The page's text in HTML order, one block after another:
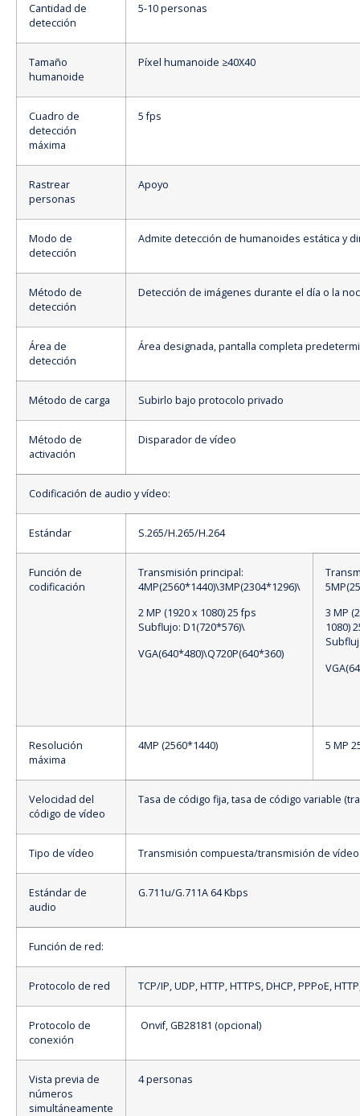
Cantidad de
detección
5-10 personas
Tamaño
humanoide
Píxel humanoide ≥40X40
Cuadro de
detección
máxima
5 fps
Rastrear
personas
Apoyo
Modo de
detección
Admite detección de humanoides estática y
Método de
detección
Detección de imágenes durante el día o la
Área de
detección
Área designada, pantalla completa
Método de carga Subirlo bajo protocolo privado
Método de
activación
Disparador de vídeo
Codificación de audio y vídeo:
Estándar S.265/H.265/H.264
Función de
codificación
Transmisión principal:
4MP(2560*1440)\3MP(2304*1296)\
2 MP (1920 x 1080) 25 fps
Subflujo: D1(720*576)\
VGA(640*480)\Q720P(640*360)
3 MP
1080)
Resolución
máxima
4MP (2560*1440) 5 MP
Velocidad del
código de vídeo
Tasa de código fija, tasa de código variable
Tipo de vídeo Transmisión compuesta/transmisión de vídeo
Estándar de
audio
G.711u/G.711A 64 Kbps
Función de red:
Protocolo de red TCP/IP, UDP, HTTP, HTTPS, DHCP, PPPoE,
Protocolo de
conexión
Onvif, GB28181 (opcional)
Vista previa de
números
simultáneamente
4 personas